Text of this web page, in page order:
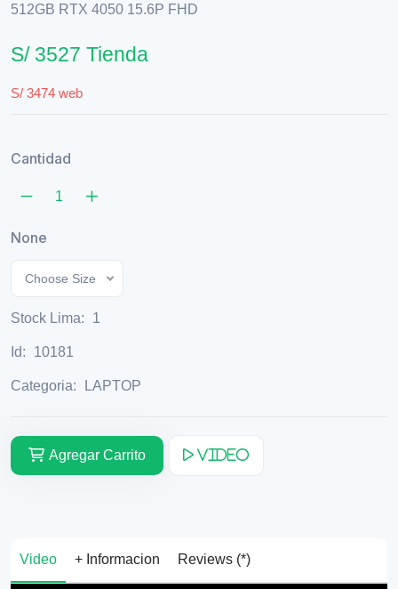
512GB RTX 4050 15.6P FHD
S/ 3527 Tienda
S/ 3474 web
Cantidad
None
Choose Size
Stock Lima: 1
Id: 10181
Categoria: LAPTOP
Agregar Carrito Video
Video + Informacion Reviews (*)